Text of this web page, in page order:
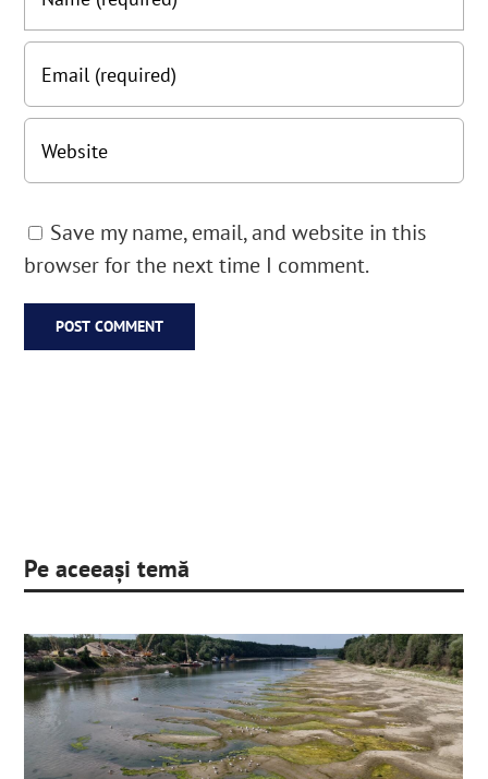
Save my name, email, and website in this
browser for the next time I comment.
Pe aceeași temă